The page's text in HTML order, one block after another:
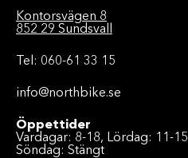
Kontorsvägen 8
852 29 Sundsvall
Tel: 060-61 33 15
info@northbike.se
Öppettider
Vardagar: 8-18, Lördag: 11-15
Söndag: Stängt